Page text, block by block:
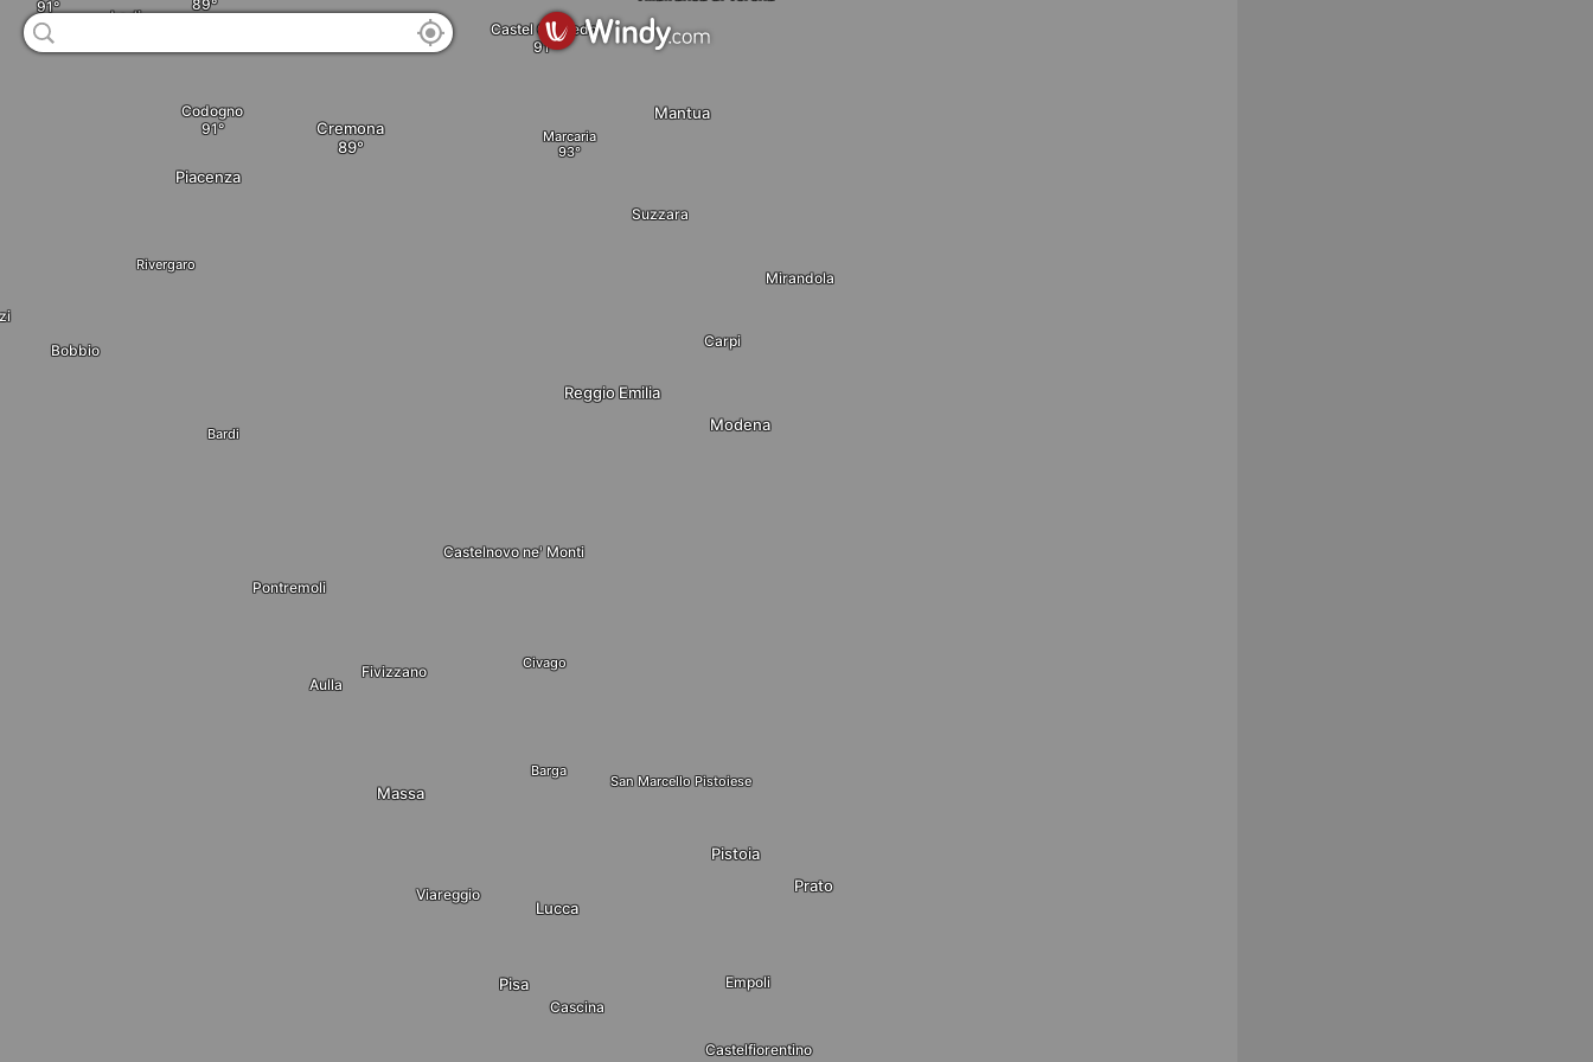
Cremona
Castel Goffredo
Marcaria
Codogno
Lodi
Piacenza
Bobbio
Bardi
Rivergaro
Modena
Reggio Emilia
Mirandola
Carpi
Suzzara
San Marcello Pistoiese
Cascina
Empoli
Pistoia
Prato
Castelfiorentino
Barga
Massa
Viareggio
Pisa
Lucca
Fivizzano
Aulla
Pontremoli
Castelnovo ne' Monti
Civago
Mantua